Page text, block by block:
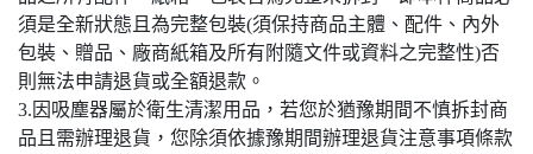
須是全新狀態且為完整包裝(須保持商品主體、配件、內外
包裝、贈品、廠商紙箱及所有附隨文件或資料之完整性)否
則無法申請退貨或全額退款。
3.因吸塵器屬於衛生清潔用品，若您於猶豫期間不慎拆封商
品且需辦理退貨，您除須依據豫期間辦理退貨注意事項條款